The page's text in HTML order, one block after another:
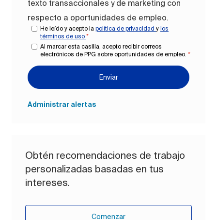
texto transaccionales y de marketing con
respecto a oportunidades de empleo.
He leído y acepto la política de privacidad y los
términos de uso *
Al marcar esta casilla, acepto recibir correos
electrónicos de PPG sobre oportunidades de empleo. *
Enviar
Administrar alertas
Obtén recomendaciones de trabajo
personalizadas basadas en tus
intereses.
Comenzar